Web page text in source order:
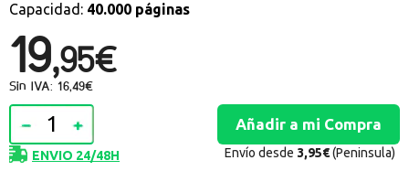
registro distribuidor
Capacidad: 40.000 páginas
19,95€
Sin IVA: 16,49€
ENVIO 24/48H Envío desde 3,95€(Peninsula)